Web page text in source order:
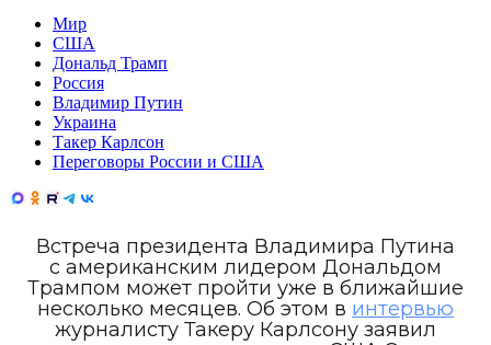
Мир
США
Дональд Трамп
Россия
Владимир Путин
Украина
Такер Карлсон
Переговоры России и США
Встреча президента Владимира Путина
с американским лидером Дональдом
Трампом может пройти уже в ближайшие
несколько месяцев. Об этом в интервью
журналисту Такеру Карлсону заявил